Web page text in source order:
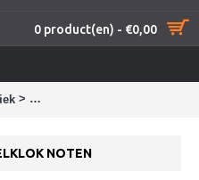
0 product(en) - €0,00
> Hermle 22998-030352 tafelklok
NOTEN